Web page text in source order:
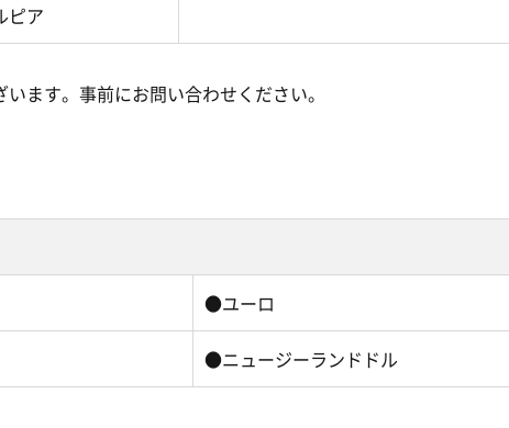
ピア
ます。事前にお問い合わせください。
●ユーロ
●ニュージーランドドル